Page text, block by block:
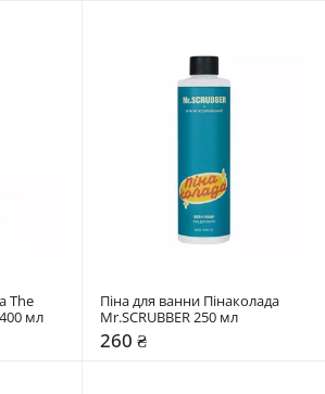
The
мл
Піна для ванни Пінаколада
Mr.SCRUBBER 250 мл
260 ₴